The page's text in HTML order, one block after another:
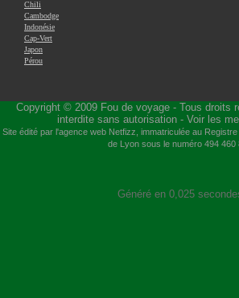
Chili
Cambodge
Indonésie
Cap-Vert
Japon
Pérou
Copyright © 2009 Fou de voyage- Tous droits
interdite sans autorisation - Voir les
Site édité par l'agence web Netfizz , immatriculée au
de Lyon sous le numéro 494 460
Généré en 0,025